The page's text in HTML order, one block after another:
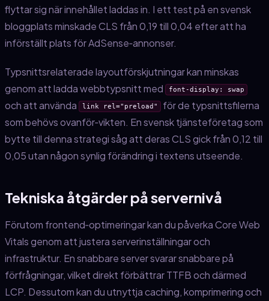
flyttar sig när innehållet laddas in. I ett test på en svensk
bloggplats minskade CLS från 0,19 till 0,04 efter att ha
införställt plats för AdSense‑annonser.
Typsnittsrelaterade layoutförskjutningar kan minskas
genom att ladda webbtypsnitt med
font-display: swap
och att använda link rel="preload"
för de typsnittsfilerna
som behövs ovanför‑vikten. En svensk tjänsteföretag som
bytte till denna strategi såg att deras CLS gick från 0,12 till
0,05 utan någon synlig förändring i textens utseende.
Tekniska åtgärder på servernivå
Förutom frontend‑optimeringar kan du påverka Core Web
Vitals genom att justera serverinställningar och
infrastruktur. En snabbare server svarar snabbare på
förfrågningar, vilket direkt förbättrar TTFB och därmed
LCP. Dessutom kan du utnyttja caching, komprimering och